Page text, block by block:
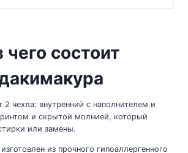
чего состоит
чехла: внутренний с наполнителем и
и скрытой молнией, который
или замены.
из прочного гипоаллергенного